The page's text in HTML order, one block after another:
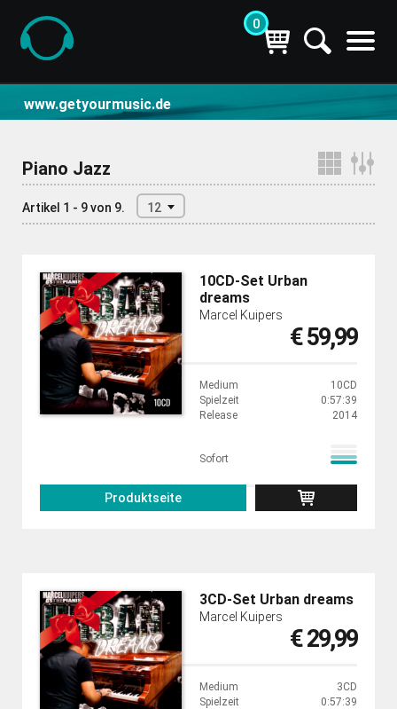
0
www.getyourmusic.de
Piano Jazz
Artikel 1 - 9 von 9. 12
10CD-Set Urban
dreams
Marcel Kuipers
€ 59,99
Medium
10CD
Spielzeit
0:57:39
Release
2014
Sofort
Produktseite
3CD-Set Urban dreams
Marcel Kuipers
€ 29,99
Medium
3CD
Spielzeit
0:57:39